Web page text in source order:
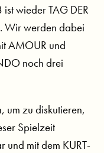
wieder TAG DER
Wir werden dabei
AMOUR und
noch drei
um zu diskutieren,
Spielzeit
mit dem KURT-